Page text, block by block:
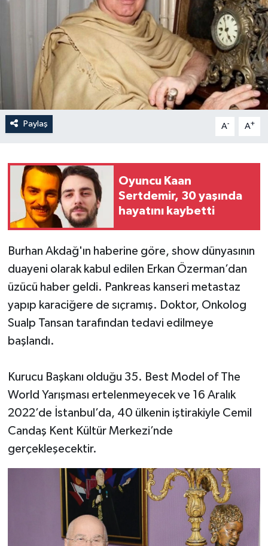
Paylaş A- A+
Oyuncu Kaan
Sertdemir, 30 yaşında
hayatını kaybetti
Burhan Akdağ'ın haberine göre, show dünyasının
duayeni olarak kabul edilen Erkan Özerman’dan
üzücü haber geldi. Pankreas kanseri metastaz
yapıp karaciğere de sıçramış. Doktor, Onkolog
Sualp Tansan tarafından tedavi edilmeye
başlandı.
Kurucu Başkanı olduğu 35. Best Model of The
World Yarışması ertelenmeyecek ve 16 Aralık
2022’de İstanbul’da, 40 ülkenin iştirakiyle Cemil
Candaş Kent Kültür Merkezi’nde
gerçekleşecektir.